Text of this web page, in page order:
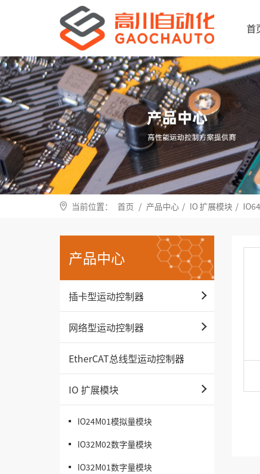
首
当前位置： 首页 / 产品中心 / IO 扩展模块 /
产品中心
插卡型运动控制器
网络型运动控制器
EtherCAT总线型运动控制器
IO 扩展模块
IO24M01模拟量模块
IO32M02数字量模块
IO32M01数字量模块